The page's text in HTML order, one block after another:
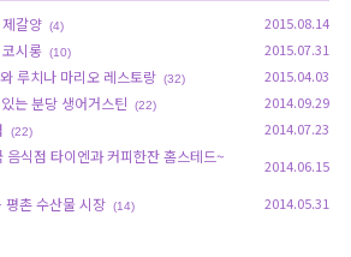
갈양 (4) 2015.08.14
시롱 (10) 2015.07.31
루치나 마리오 레스토랑 (32) 2015.04.03
는 분당 생어거스틴 (22) 2014.09.29
(22) 2014.07.23
식점 타이엔과 커피한잔 홈스테드~
2014.06.15
촌 수산물 시장 (14) 2014.05.31